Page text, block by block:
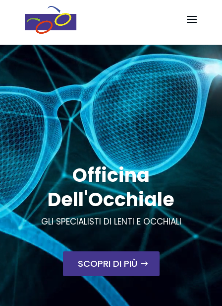
Officina
Dell'Occhiale
GLI SPECIALISTI DI LENTI E OCCHIALI
SCOPRI DI PIÙ